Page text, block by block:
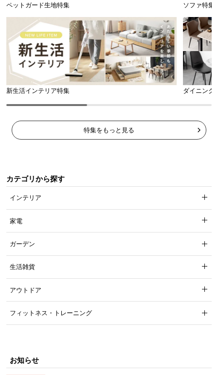
ペットガード生地特集 ソファ特集
新生活インテリア特集 ダイニング
特集をもっと見る
カテゴリから探す
インテリア
家電
ガーデン
生活雑貨
アウトドア
フィットネス・トレーニング
お知らせ